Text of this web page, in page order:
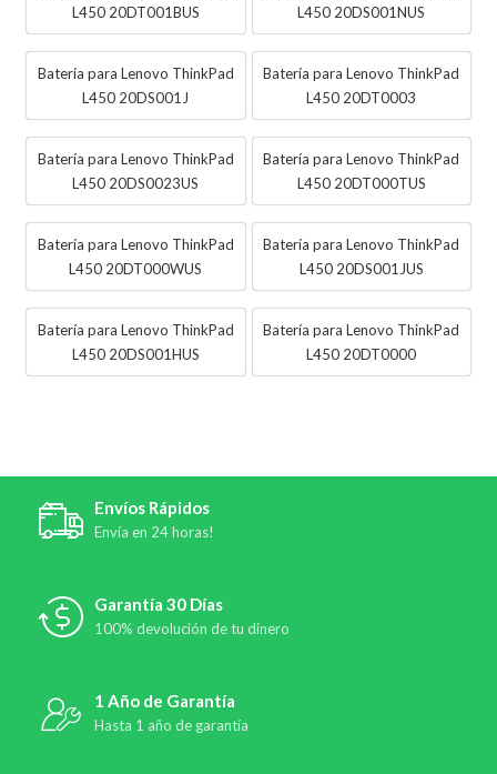
L450 20DT001BUS
L450 20DS001NUS
Batería para Lenovo ThinkPad
L450 20DS001J
Batería para Lenovo ThinkPad
L450 20DT0003
Batería para Lenovo ThinkPad
L450 20DS0023US
Batería para Lenovo ThinkPad
L450 20DT000TUS
Batería para Lenovo ThinkPad
L450 20DT000WUS
Batería para Lenovo ThinkPad
L450 20DS001JUS
Batería para Lenovo ThinkPad
L450 20DS001HUS
Batería para Lenovo ThinkPad
L450 20DT0000
Envíos Rápidos
Envía en 24 horas!
Garantía 30 Días
100% devolución de tu dinero
1 Año de Garantía
Hasta 1 año de garantía